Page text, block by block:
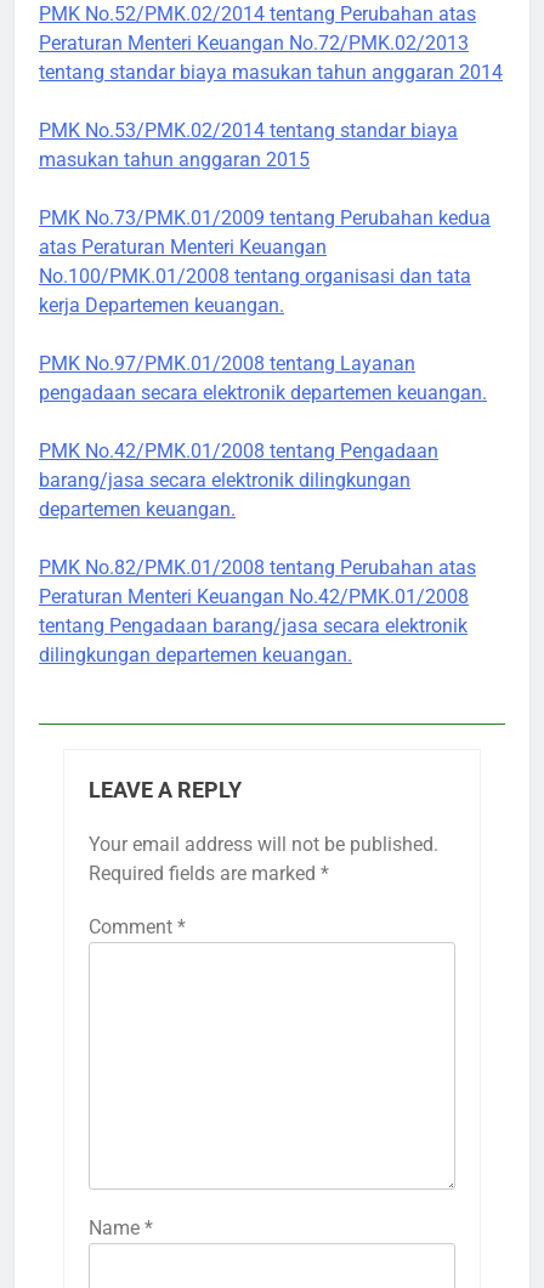
PMK No.52/PMK.02/2014 tentang Perubahan atas
Peraturan Menteri Keuangan No.72/PMK.02/2013
tentang standar biaya masukan tahun anggaran 2014
PMK No.53/PMK.02/2014 tentang standar biaya
masukan tahun anggaran 2015
PMK No.73/PMK.01/2009 tentang Perubahan kedua
atas Peraturan Menteri Keuangan
No.100/PMK.01/2008 tentang organisasi dan tata
kerja Departemen keuangan.
PMK No.97/PMK.01/2008 tentang Layanan
pengadaan secara elektronik departemen keuangan.
PMK No.42/PMK.01/2008 tentang Pengadaan
barang/jasa secara elektronik dilingkungan
departemen keuangan.
PMK No.82/PMK.01/2008 tentang Perubahan atas
Peraturan Menteri Keuangan No.42/PMK.01/2008
tentang Pengadaan barang/jasa secara elektronik
dilingkungan departemen keuangan.
LEAVE A REPLY
Your email address will not be published.
Required fields are marked *
Comment *
Name *